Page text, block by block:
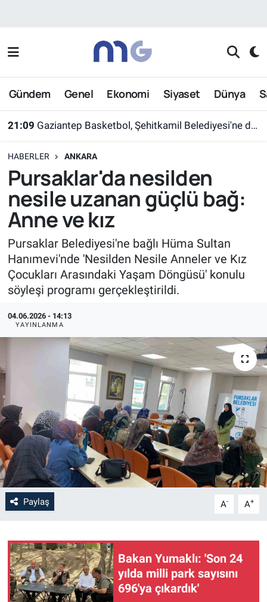
Gündem Genel Ekonomi Siyaset Dünya
21:09 Gaziantep Basketbol, Şehitkamil Belediyesi'ne devredildi
HABERLER ANKARA
Pursaklar'da nesilden
nesile uzanan güçlü bağ:
Anne ve kız
Pursaklar Belediyesi'ne bağlı Hüma Sultan
Hanımevi'nde 'Nesilden Nesile Anneler ve Kız
Çocukları Arasındaki Yaşam Döngüsü' konulu
söyleşi programı gerçekleştirildi.
04.06.2026 - 14:13
YAYINLANMA
Paylaş A- A+
Bakan Yumaklı: 'Son 24
yılda milli park sayısını
696'ya çıkardık'
Nöbetçi Eczaneler
Hava Durumu
Süper Lig Puan Durumu ve Fikstür
Tüm Manşetler
Son Dakika Haberleri
Haber Arşivi